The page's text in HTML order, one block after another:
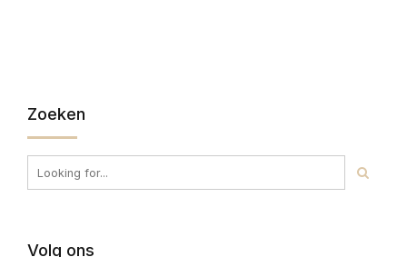
Zoeken
Volg ons